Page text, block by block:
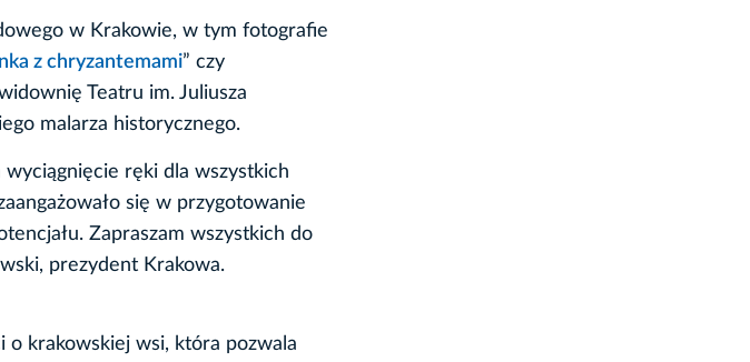
w Krakowie, w tym fotografie
z chryzantemami” czy
Teatru im. Juliusza
malarza historycznego.
ręki dla wszystkich
się w przygotowanie
Zapraszam wszystkich do
prezydent Krakowa.
o krakowskiej wsi, która pozwala